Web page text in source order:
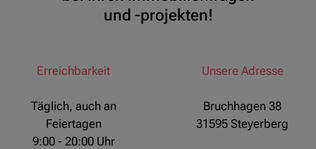
und -projekten!
Erreichbarkeit
Täglich, auch an
Feiertagen
9:00 - 20:00 Uhr
Unsere Adresse
Bruchhagen 38
31595 Steyerberg